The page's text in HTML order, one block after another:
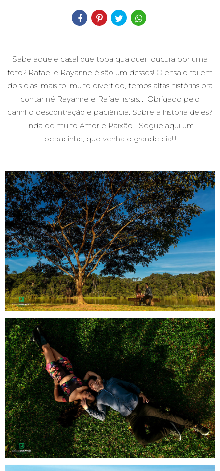
Sabe aquele casal que topa qualquer loucura por uma
foto? Rafael e Rayanne é são um desses! O ensaio foi em
dois dias, mais foi muito divertido, temos altas histórias pra
contar né Rayanne e Rafael rsrsrs... Obrigado pelo
carinho descontração e paciência. Sobre a historia deles?
linda de muito Amor e Paixão... Segue aqui um
pedacinho, que venha o grande dia!!!